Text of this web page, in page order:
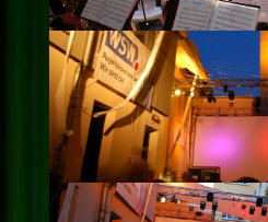
Datenschutz